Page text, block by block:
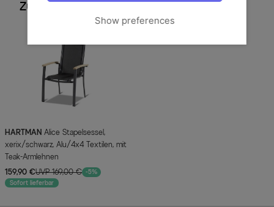
Zubehör
HARTMAN
xerix/schwarz, Alu/4x4 Textilen, mit
Teak-Armlehnen
159,90 €UVP 169,00 € -5%
Sofort lieferbar
Show preferences